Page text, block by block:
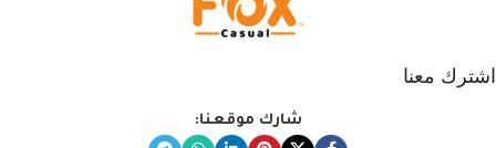
اشترك معنا
شارك موقعنا: